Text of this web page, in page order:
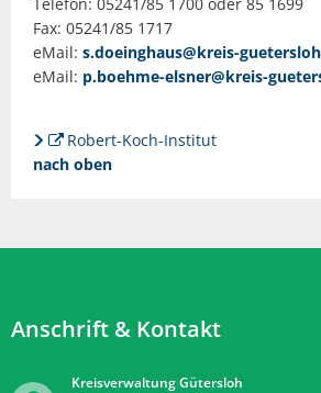
Fax: 05241/85 1717
eMail: s.doeinghaus@kreis-
eMail: p.boehme-elsner@kreis-
Robert-Koch-Institut
nach oben
Anschrift & Kontakt
Kreisverwaltung Gütersloh